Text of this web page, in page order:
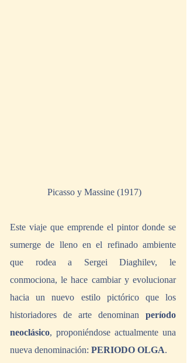
Picasso y Massine (1917)
Este viaje que emprende el pintor donde se
sumerge de lleno en el refinado ambiente
que rodea a Sergei Diaghilev, le
conmociona, le hace cambiar y evolucionar
hacia un nuevo estilo pictórico que los
historiadores de arte denominan período
neoclásico, proponiéndose actualmente una
nueva denominación: PERIODO OLGA.